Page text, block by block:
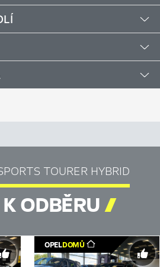
TOURER HYBRID
ODBĚRU
OPELDOMŮ